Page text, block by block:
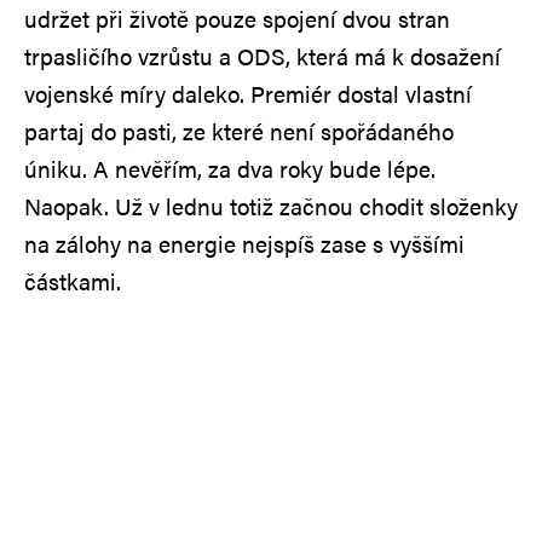
udržet při životě pouze spojení dvou stran
trpasličího vzrůstu a ODS, která má k dosažení
vojenské míry daleko. Premiér dostal vlastní
partaj do pasti, ze které není spořádaného
úniku. A nevěřím, za dva roky bude lépe.
Naopak. Už v lednu totiž začnou chodit složenky
na zálohy na energie nejspíš zase s vyššími
částkami.